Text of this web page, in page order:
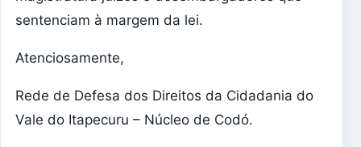
sentenciam à margem da lei.
Atenciosamente,
Rede de Defesa dos Direitos da Cidadania do
Vale do Itapecuru – Núcleo de Codó.